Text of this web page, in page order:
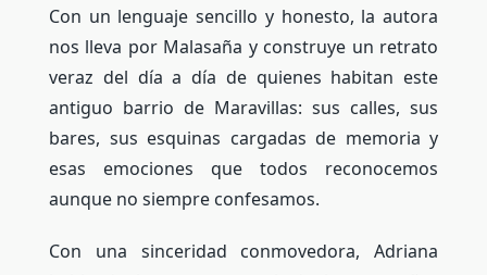
Con un lenguaje sencillo y honesto, la autora
nos lleva por Malasaña y construye un retrato
veraz del día a día de quienes habitan este
antiguo barrio de Maravillas: sus calles, sus
bares, sus esquinas cargadas de memoria y
esas emociones que todos reconocemos
aunque no siempre confesamos.
Con una sinceridad conmovedora, Adriana